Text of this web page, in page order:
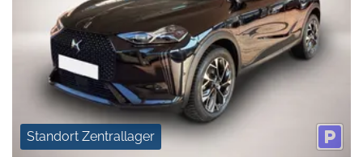
Standort Zentrallager